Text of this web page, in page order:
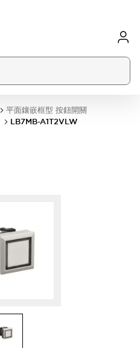
平面鑲嵌框型 按鈕開關
LB7MB-A1T2VLW